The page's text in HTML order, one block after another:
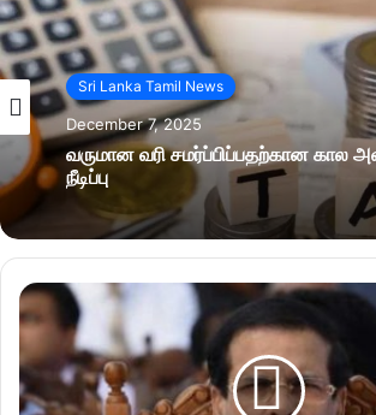
Sri Lanka Tamil News
December 7, 2025
வருமான வரி சமர்ப்பிப்பதற்கான கால
நீடிப்பு